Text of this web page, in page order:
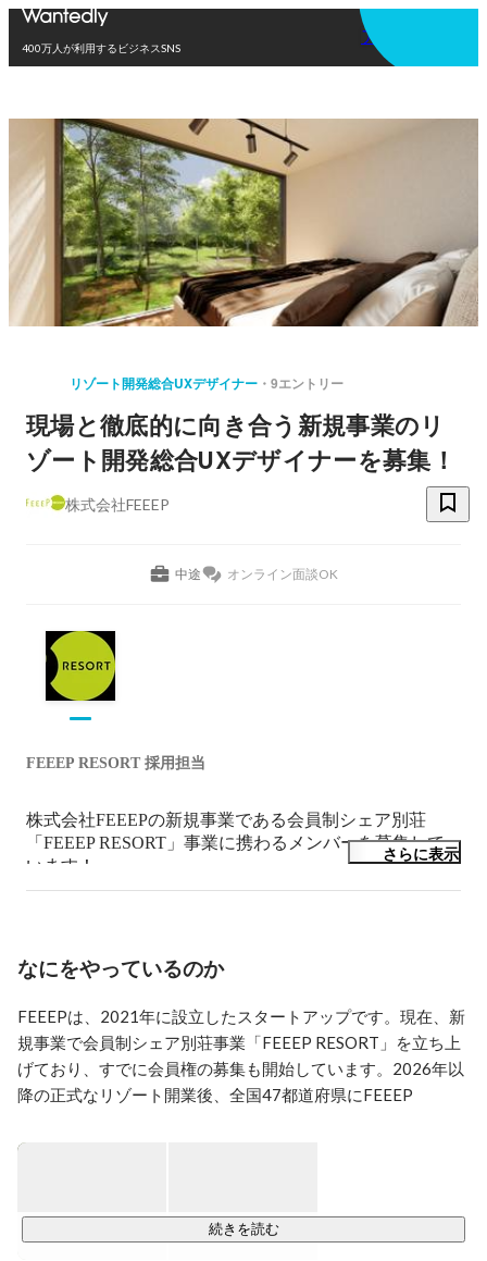
400万人が利用するビジネスSNS
アプリを使う
リゾート開発総合UXデザイナー 9エントリー
現場と徹底的に向き合う新規事業のリ
ゾート開発総合UXデザイナーを募集！
株式会社FEEEP
中途 オンライン面談OK
FEEEP RESORT 採用担当
株式会社FEEEPの新規事業である会員制シェア別荘
「FEEEP RESORT」事業に携わるメンバーを募集して
います！
さらに表示
なにをやっているのか
FEEEPは、2021年に設立したスタートアップです。現在、新
規事業で会員制シェア別荘事業「FEEEP RESORT」を立ち上
げており、すでに会員権の募集も開始しています。2026年以
降の正式なリゾート開業後、全国47都道府県にFEEEP
続きを読む